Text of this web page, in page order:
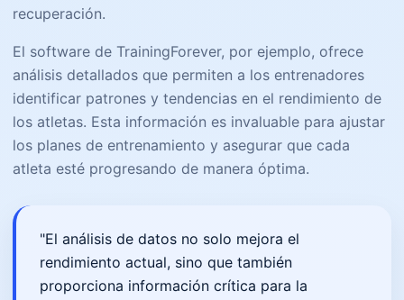
recuperación.
El software de TrainingForever, por ejemplo, ofrece
análisis detallados que permiten a los entrenadores
identificar patrones y tendencias en el rendimiento de
los atletas. Esta información es invaluable para ajustar
los planes de entrenamiento y asegurar que cada
atleta esté progresando de manera óptima.
"El análisis de datos no solo mejora el
rendimiento actual, sino que también
proporciona información crítica para la